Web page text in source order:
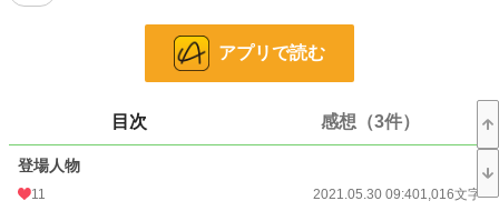
1,861 位 / 228,933 件
1,076 位 / 66,394 件
文字数
アプリで読む
目次 感想（3件）
登場人物
11 2021.05.30 09:401,016文字